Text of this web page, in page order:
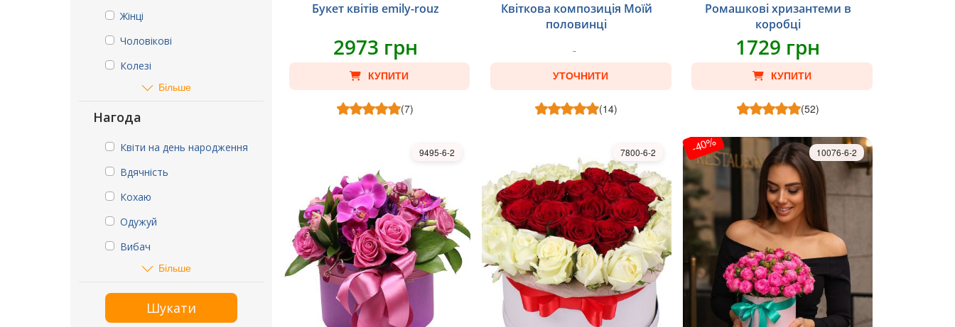
Жінці
Чоловікові
Колезі
Більше
Нагода
Квіти на день народження
Вдячність
Кохаю
Одужуй
Вибач
Більше
Шукати
Букет квітів emily-rouz
2973 грн
КУПИТИ
(7)
Квіткова композиція Моїй
половинці
УТОЧНИТИ
(14)
Ромашкові хризантеми в
коробці
1729 грн
КУПИТИ
(52)
9495-6-2 7800-6-2 -40% 10076-6-2